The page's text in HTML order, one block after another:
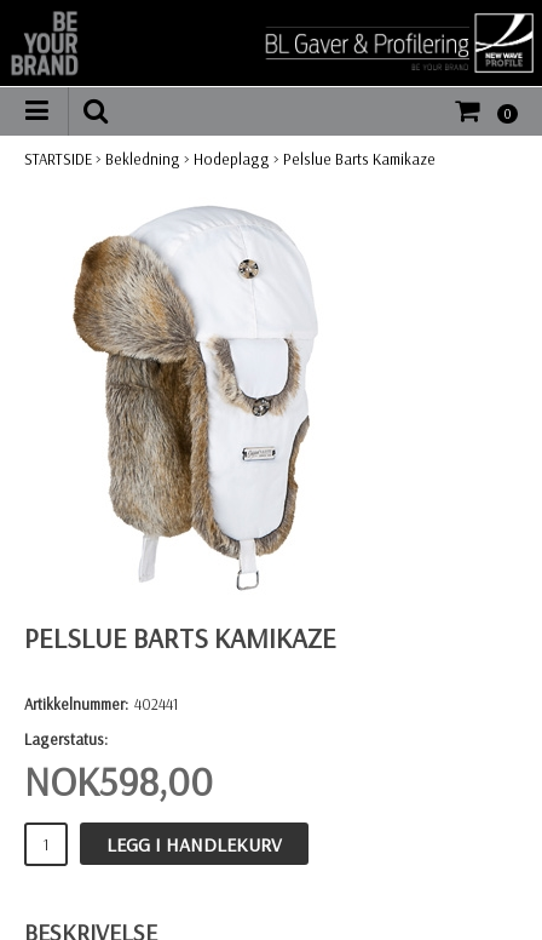
0
STARTSIDE> Bekledning > Hodeplagg > Pelslue Barts Kamikaze
PELSLUE BARTS KAMIKAZE
Artikkelnummer: 402441
Lagerstatus:
NOK598,00
LEGG I HANDLEKURV
BESKRIVELSE